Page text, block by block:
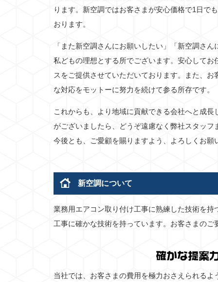
ります。新空調ではお客さまが安心価格で1日で
おります。
「また新空調さんにお願いしたい」「新空調さ
私どもの理想とする所でございます。安心して
スをご提供させていただいております。また、
な対応をモットーに努力を続けて参る所存です。
これからも、より地域に貢献できる会社へと成
がございましたら、どうぞ遠慮なく弊社スタッ
今後とも、ご愛顧を賜りますよう、よろしくお願
新空調について
業務用エアコン取り付け工事に熟練した技術を
工事に確かな技術を持っています。お客さまの
確かな提案
当社では、お客さまの費用を極力おさえられる